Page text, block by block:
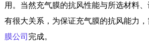
用。当然充气膜的抗风性能与所选材料
有很大关系，为保证充气膜的抗风能力
膜公司 完成。